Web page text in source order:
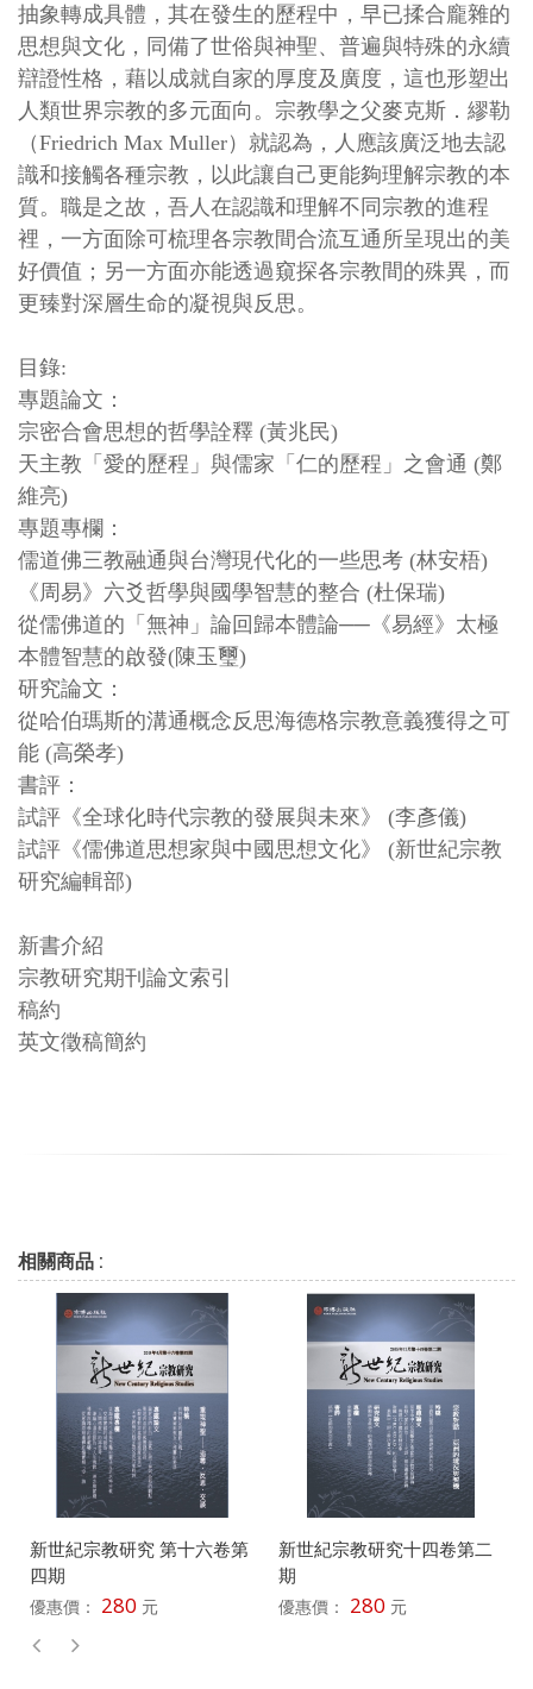
抽象轉成具體，其在發生的歷程中，早已揉合龐雜的
思想與文化，同備了世俗與神聖、普遍與特殊的永續
辯證性格，藉以成就自家的厚度及廣度，這也形塑出
人類世界宗教的多元面向。宗教學之父麥克斯．繆勒
（Friedrich Max Muller）就認為，人應該廣泛地去認
識和接觸各種宗教，以此讓自己更能夠理解宗教的本
質。職是之故，吾人在認識和理解不同宗教的進程
裡，一方面除可梳理各宗教間合流互通所呈現出的美
好價值；另一方面亦能透過窺探各宗教間的殊異，而
更臻對深層生命的凝視與反思。
目錄:
專題論文：
宗密合會思想的哲學詮釋 (黃兆民)
天主教「愛的歷程」與儒家「仁的歷程」之會通 (鄭
維亮)
專題專欄：
儒道佛三教融通與台灣現代化的一些思考 (林安梧)
《周易》六爻哲學與國學智慧的整合 (杜保瑞)
從儒佛道的「無神」論回歸本體論──《易經》太極
本體智慧的啟發(陳玉璽)
研究論文：
從哈伯瑪斯的溝通概念反思海德格宗教意義獲得之可
能 (高榮孝)
書評：
試評《全球化時代宗教的發展與未來》 (李彥儀)
試評《儒佛道思想家與中國思想文化》 (新世紀宗教
研究編輯部)
新書介紹
宗教研究期刊論文索引
稿約
英文徵稿簡約
相關商品 :
新世紀宗教研究 第十六卷第
四期
優惠價： 280 元
新世紀宗教研究十四卷第二
期
優惠價： 280 元